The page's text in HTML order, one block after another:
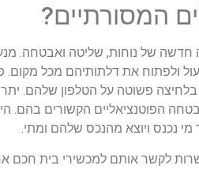
המסורתיים?
של נוחות, שליטה ואבטחה.
ולפתוח את דלתותיהם מכל מקום.
פשוטה על הטלפון שלהם.
הפוטנציאליים הקשורים בהם.
נכנס ויוצא מהנכס שלהם ומתי.
לקשר אותם למכשירי בית חכם